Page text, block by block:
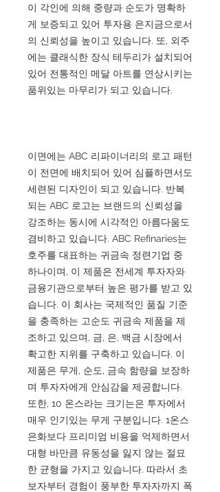
이 각인에 의해 중량과 순도가 명확하
게 보증되고 있어 투자용 은지금으로서
의 신뢰성을 높이고 있습니다. 또, 외주
에는 클래식한 장식 테두리가 설치되어
있어 전통적인 메달 아트를 연상시키는
품위있는 마무리가 되고 있습니다.
이면에는 ABC 리파이너리의 로고 패턴
이 전면에 배치되어 있어 심플하면서도
세련된 디자인이 되고 있습니다. 반복
되는 ABC 로고는 브랜드의 신뢰성을
강조하는 동시에 시각적인 아름다움도
겸비하고 있습니다. ABC Refinaries는
호주를 대표하는 귀금속 정련기업 중
하나이며, 이 제품은 전세계 투자자와
금융기관으로부터 높은 평가를 받고 있
습니다. 이 회사는 국제적인 품질 기준
을 충족하는 고순도 귀금속 제품을 제
조하고 있으며, 금, 은, 백금 시장에서
확고한 지위를 구축하고 있습니다. 이
제품은 무게, 순도, 금속 함량을 보장하
며 투자자에게 안심감을 제공합니다.
또한, 10 온스라는 크기는은 투자에서
매우 인기있는 무게 구분입니다. 1온스
은화보다 프리미엄 비용을 억제하면서
대형 바만큼 유동성을 잃지 않는 절묘
한 균형을 가지고 있습니다. 따라서 초
보자부터 경험이 풍부한 투자자까지 폭